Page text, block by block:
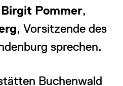
Birgit Pommer,
, Vorsitzende des
sprechen.
Buchenwald